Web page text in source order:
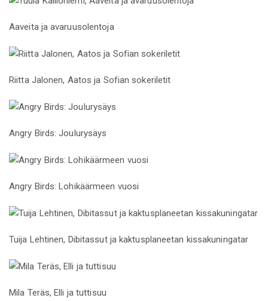
Aaveita ja avaruusolentoja
Riitta Jalonen, Aatos ja Sofian sokeriletit
Angry Birds: Joulurysäys
Angry Birds: Lohikäärmeen vuosi
Tuija Lehtinen, Dibitassut ja kaktusplaneetan kissakuningatar
Mila Teräs, Elli ja tuttisuu